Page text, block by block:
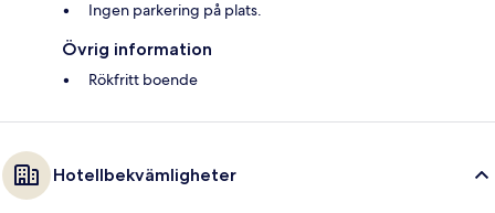
Ingen parkering på plats.
Övrig information
Rökfritt boende
Hotellbekvämligheter